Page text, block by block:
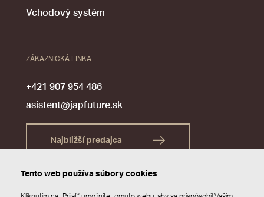
Vchodový systém
ZÁKAZNICKÁ LINKA
+421 907 954 486
asistent@japfuture.sk
Najbližší predajca
Tento web používa súbory cookies